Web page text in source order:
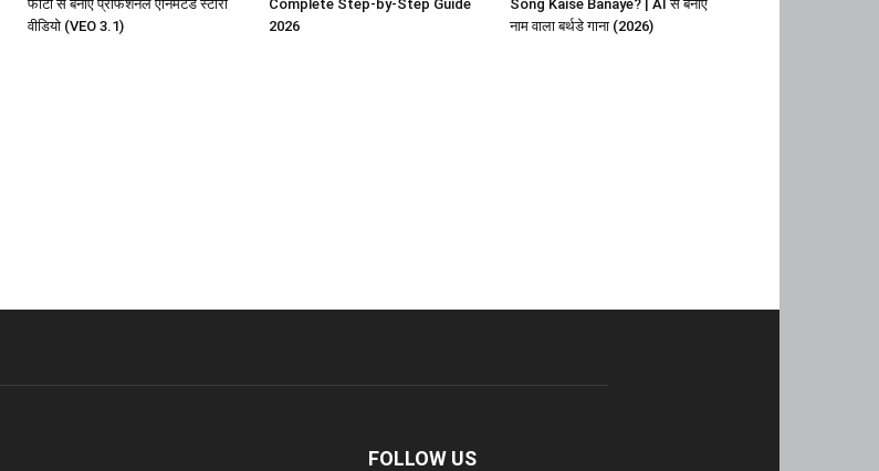
फोटो से बनाएं प्रोफेशनल एनिमेटेड स्टोरी
वीडियो (VEO 3.1)
Complete Step-by-Step Guide
2026
Song Kaise Banaye? | AI से बनाएं
नाम वाला बर्थडे गाना (2026)
FOLLOW US